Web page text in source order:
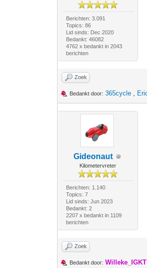
Berichten: 3.091
Topics: 86
Lid sinds: Dec 2020
Bedankt: 46082
4762 x bedankt in 2043
berichten
Zoek
Bedankt door: 365cycle ,
Gideonaut
Kilometervreter
Berichten: 1.140
Topics: 7
Lid sinds: Jun 2023
Bedankt: 2
2207 x bedankt in 1109
berichten
Zoek
Bedankt door: Willeke_IGKT